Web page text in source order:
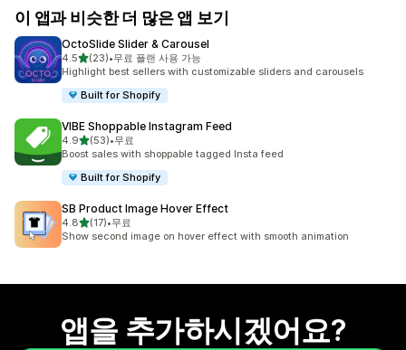
이 앱과 비슷한 더 많은 앱 보기
OctoSlide Slider & Carousel
4.5별 5개 중
(23)
총 리뷰 23개
•무료 플랜 사용 가능
Highlight best sellers with customizable sliders and carousels
Built for Shopify
VIBE Shoppable Instagram Feed
4.9별 5개 중
(53)
총 리뷰 53개
•무료
Boost sales with shoppable tagged Insta feed
Built for Shopify
SB Product Image Hover Effect
4.8별 5개 중
(17)
총 리뷰 17개
•무료
Show second image on hover effect with smooth animation
앱을 추가하시겠어요?